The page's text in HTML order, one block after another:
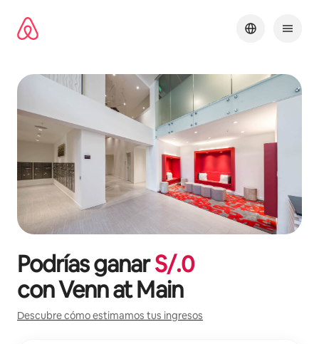
contenido
Podrías ganarS/.0
conVenn at Main
Descubre cómo estimamos tus ingresos